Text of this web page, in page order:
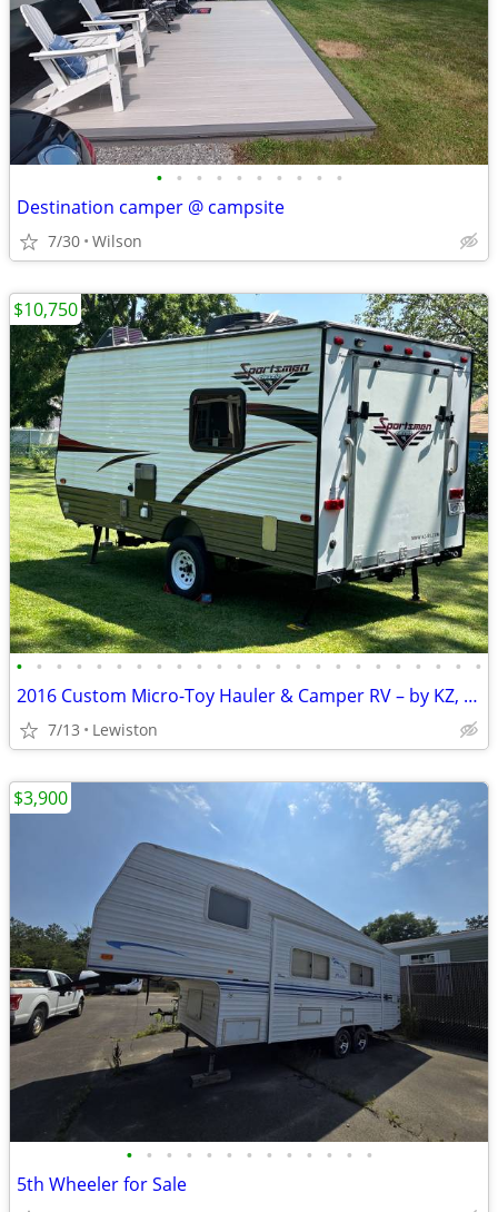
• • • • • • • • • •
Destination camper @ campsite
7/30 Wilson
• • • • • • • • • • • • • • • • • • • • • • • •
2016 Custom Micro-Toy Hauler & Camper RV – by KZ, now only:
7/13 Lewiston
$10,750
• • • • • • • • • • • • •
5th Wheeler for Sale
$3,900